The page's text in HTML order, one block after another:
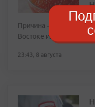
Причина — рекордно
Востоке из-за
23:43, 8 августа